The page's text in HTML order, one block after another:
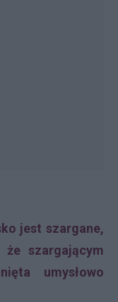
jest szargane,
szargającym
umysłowo